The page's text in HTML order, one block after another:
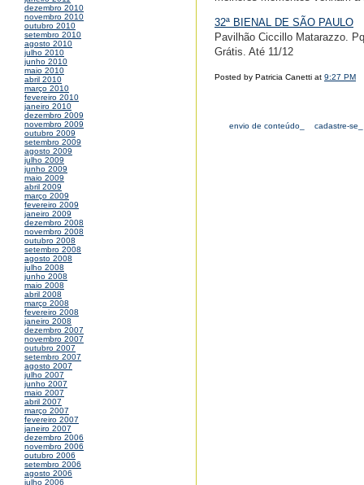
dezembro 2010
novembro 2010
outubro 2010
setembro 2010
agosto 2010
julho 2010
junho 2010
maio 2010
abril 2010
março 2010
fevereiro 2010
janeiro 2010
dezembro 2009
novembro 2009
outubro 2009
setembro 2009
agosto 2009
julho 2009
junho 2009
maio 2009
abril 2009
março 2009
fevereiro 2009
janeiro 2009
dezembro 2008
novembro 2008
outubro 2008
setembro 2008
agosto 2008
julho 2008
junho 2008
maio 2008
abril 2008
março 2008
fevereiro 2008
janeiro 2008
dezembro 2007
novembro 2007
outubro 2007
setembro 2007
agosto 2007
julho 2007
junho 2007
maio 2007
abril 2007
março 2007
fevereiro 2007
janeiro 2007
dezembro 2006
novembro 2006
outubro 2006
setembro 2006
agosto 2006
julho 2006
32ª BIENAL DE SÃO PAULO
Pavilhão Ciccillo Matarazzo.
Grátis. Até 11/12
Posted by Patricia Canetti at 9:27 PM
envio de conteúdo_ cadastre-se_